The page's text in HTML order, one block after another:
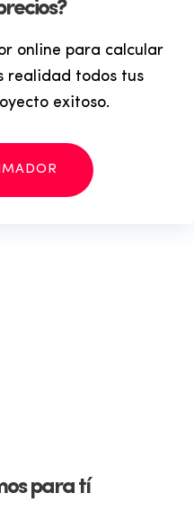
online para calcular
realidad todos tus
exitoso.
para tí